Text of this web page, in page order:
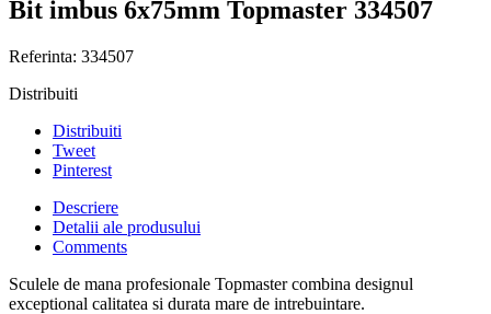
Bit imbus 6x75mm Topmaster 334507
Referinta: 334507
Distribuiti
Distribuiti
Tweet
Pinterest
Descriere
Detalii ale produsului
Comments
Sculele de mana profesionale Topmaster combina designul
exceptional calitatea si durata mare de intrebuintare.